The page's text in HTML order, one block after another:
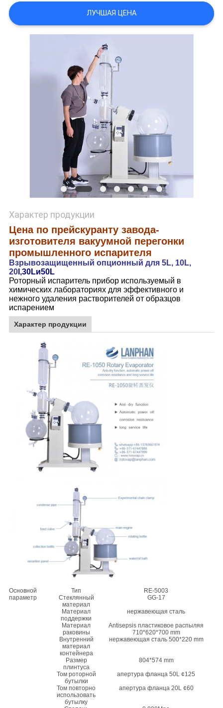
ПОЛИТИКА
КОНФИДЕНЦИАЛЬНОСТИ
ЛУЧШАЯ ЦЕНА
Характер продукции
Цена по прейскуранту завода-
изготовителя вакуумной перегонки
промышленного испарителя
Взрывозащищенный опционный для 5L, 10L,
20l,30Lи50L
Роторный испаритель прибор используемый в
химических лабораториях для эффективного и
нежного удаления растворителей от образцов
испарением
Характер продукции
Основной
параметр
Тип
RE-5003
Стеклянный
материал
GG-17
Материал
поддержки
нержавеющая сталь
Материал
раковины
Antisepsis пластиковое распыляя
710*620*700 mm
Внутренний
материал
контейнера
нержавеющая сталь 500*220 mm
Размер
плинтуса
804*574 mm
Том роторной
бутылки
апертура фланца 50L ¢125
Том повторно
использовать
бутылку
апертура фланца 20L ¢60